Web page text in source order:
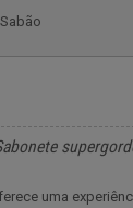
Sabão
uma